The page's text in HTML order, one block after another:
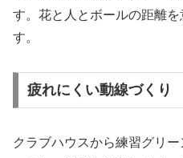
す。花と人とボールの距離
す。
疲れにくい動線づくり
クラブハウスから練習グリ